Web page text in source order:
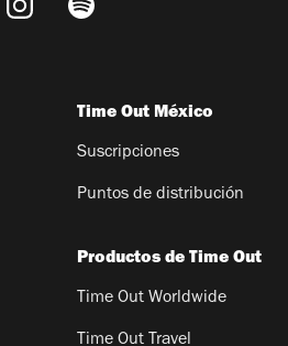
Time Out México
Suscripciones
Puntos de distribución
Productos de Time Out
Time Out Worldwide
Time Out Travel